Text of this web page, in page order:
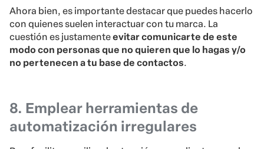
Ahora bien, es importante destacar que puedes hacerlo
con quienes suelen interactuar con tu marca. La
cuestión es justamenteevitar comunicarte de este
modo con personas que no quieren que lo hagas y/o
no pertenecen a tu base de contactos.
8. Emplear herramientas de
automatización irregulares